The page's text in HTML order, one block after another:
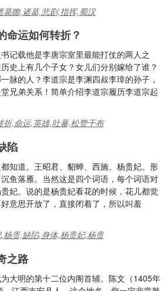
葛瞻,诸葛,悲剧,指挥,蜀汉
命运如何转折？
记载他是李唐宗室里最能打仗的两人之
史上有几个子女？女儿们分别嫁给了谁？
脉的人？李道宗是李渊四叔李璋的孙子，
兄弟关系！简单介绍李道宗履历李道宗起
折,命运,英雄,吐蕃,松赞干布
陷
知道。王昭君、貂蝉、西施、杨贵妃。形
鱼落雁。当然这是四个词语，每个词语对
妃。说的是杨贵妃看花的时候，花儿都觉
意思开放了，直接闭着了，所以叫羞
杨贵,缺陷,身体,杨贵妃,杨贵
之路
大明的第十二位内阁首辅。陈文（1405年